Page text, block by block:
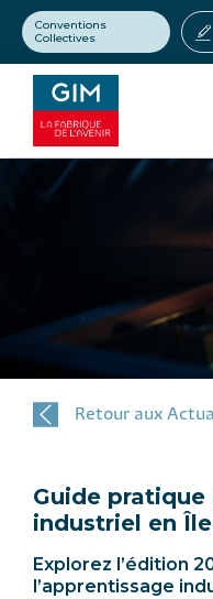
Conventions
Collectives
Retour aux
Guide pratique
industriel en
Explorez l’édition
l’apprentissage